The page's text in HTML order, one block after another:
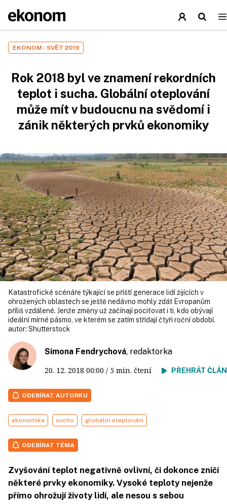
EKONOM - SVĚT 2019
Rok 2018 byl ve znamení rekordních
teplot i sucha. Globální oteplování
může mít v budoucnu na svědomí i
zánik některých prvků ekonomiky
Katastrofické scénáře týkající se příští generace lidí žijících v
ohrožených oblastech se ještě nedávno mohly zdát Evropa­nům
příliš vzdálené. Jenže změny už začínají pociťovat i ti, kdo obývají
ideální mírné pásmo, ve kterém se zatím střídají čtyři roční období.
autor: Shutterstock
Simona Fendrychová, redaktorka
20. 12. 2018 00:00 / 5 min. čtení PŘEHRÁT
ODEBÍRAT AUTORKU
ekonomika sucho globální oteplování
ODEBÍRAT TÉMA
Zvyšování teplot negativně ovlivní, či dokonce zničí
některé prvky ekonomiky. Vysoké teploty nejenže
přímo ohrožují životy lidí, ale nesou s sebou